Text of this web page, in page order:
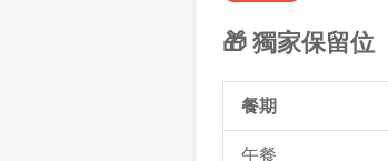
🎁 獨家保留位
餐期
午餐